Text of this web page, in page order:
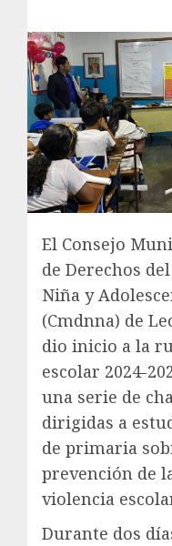
El Consejo
de Derechos
Niña y
(Cmdnna) de
dio inicio a la
escolar 2024-
una serie de
dirigidas a
de primaria
prevención de
violencia
Durante dos